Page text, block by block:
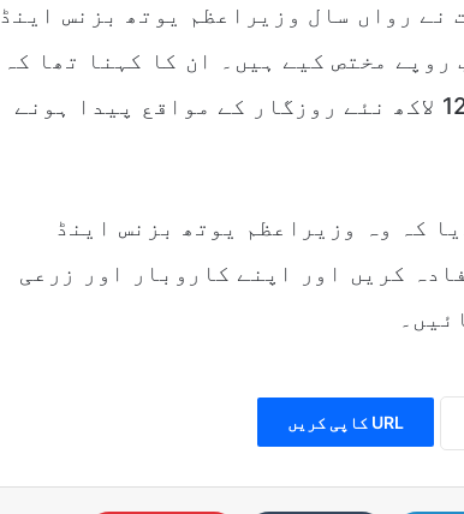
نے رواں سال وزیراعظم یوتھ بزنس اینڈ
لون پروگرام کے لیے 265 ارب روپے مختص کیے ہیں۔ ان کا کہنا تھا کہ
اس پروگرام کے ذریعے رواں سال تقریباً 12 لاکھ نئے روزگار کے مواقع پیدا ہونے
کہ وہ وزیراعظم یوتھ بزنس اینڈ
کریں اور اپنے کاروبار اور زرعی
URL کاپی کریں